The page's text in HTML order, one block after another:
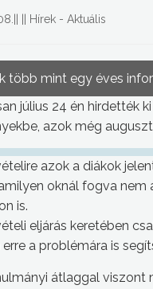
Hírek - Aktuális
több mint egy éves
július 24 én hirdették
azok még
azok a diákok
oknál fogva nem
is.
eljárás keretében
a problémára is
átlaggal viszont